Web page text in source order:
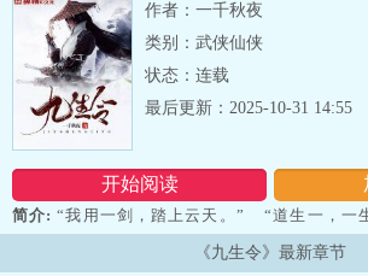
作者：一千秋夜
类别：武侠仙侠
状态：连载
开始阅读
最后更新：2025-10-31 14:55
简介: “我用一剑，踏上云天。” “道生一，一
物。万法皆有道，万物皆有灵，灵从天地来
神，中养气，下收精，三丹归一脉。”我叫沈十
《九生令》最新章节